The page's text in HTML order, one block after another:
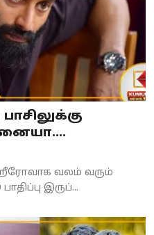
வலம் வரும்
இருப்...